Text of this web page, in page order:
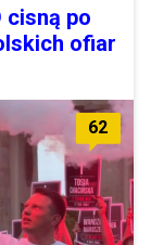
cisną po
ofiar
62